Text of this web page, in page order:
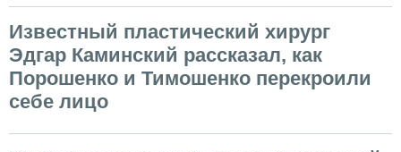
Известный пластический хирург
Эдгар Каминский рассказал, как
Порошенко и Тимошенко перекроили
себе лицо